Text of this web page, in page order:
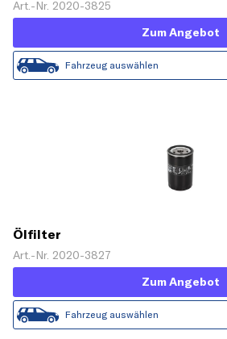
Art.-Nr. 2020-3825
Zum Angebot
Fahrzeug auswählen
Ölfilter
Art.-Nr. 2020-3827
Zum Angebot
Fahrzeug auswählen